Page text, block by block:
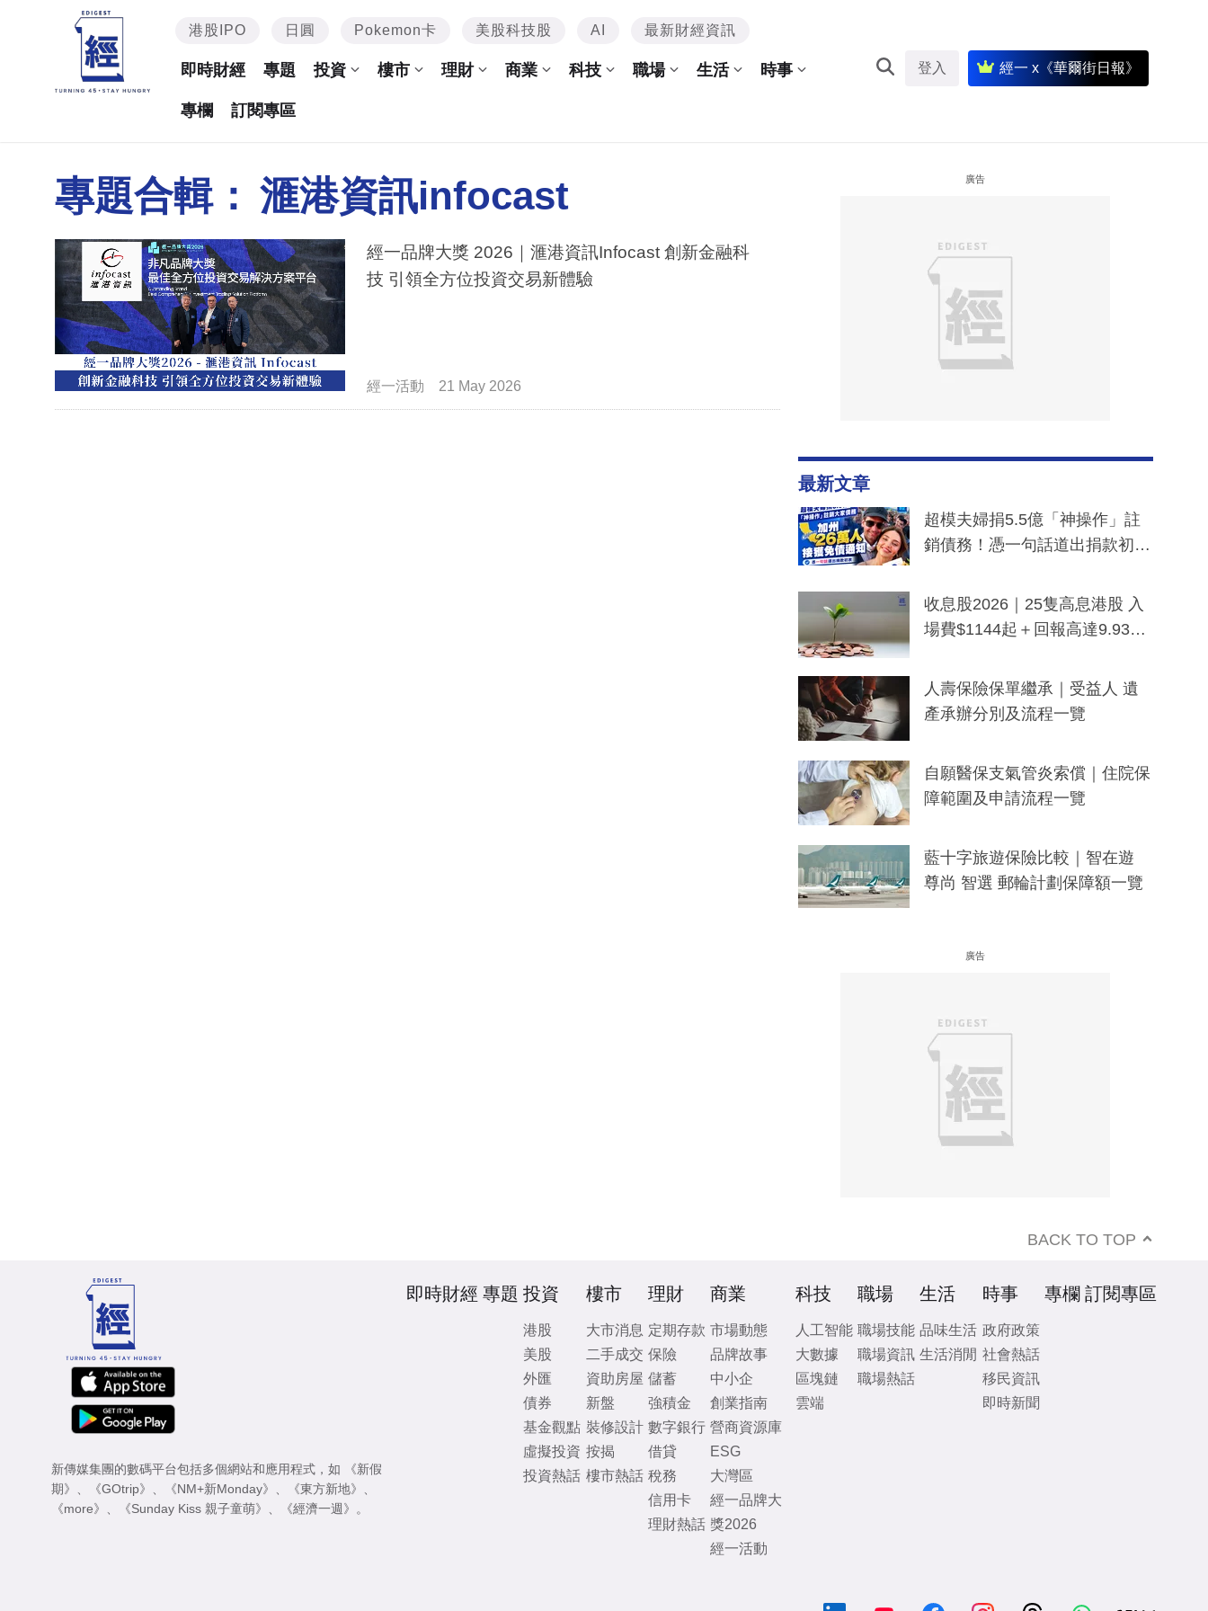
港股IPO 日圓 Pokemon卡 美股科技股 AI 最新財經資訊
即時財經 專題 投資 樓市 理財 商業 科技 職場 生活 時事
專欄 訂閱專區
登入 經一 x《華爾街日報》
專題合輯： 滙港資訊infocast
經一品牌大獎 2026｜滙港資訊Infocast 創新金融科
技 引領全方位投資交易新體驗
經一活動 21 May 2026
廣告
最新文章
超模夫婦捐5.5億「神操作」註
銷債務！憑一句話道出捐款初
一度被誤當詐騙手段
收息股2026｜25隻高息港股 入
場費$1144起＋回報高達9.93
人壽保險保單繼承｜受益人 遺
產承辦分別及流程一覽
自願醫保支氣管炎索償｜住院保
障範圍及申請流程一覽
藍十字旅遊保險比較｜智在遊
尊尚 智選 郵輪計劃保障額一覽
廣告
BACK TO TOP
新傳媒集團的數碼平台包括多個網站和應用程式，如
《新假
期》
《GOtrip》 《NM+新Monday》 《東方新地》
《more》
《Sunday Kiss 親子童萌》 《經濟一週》 。
即時財經 專題 投資
港股
美股
外匯
債券
基金觀點
虛擬投資
投資熱話
樓市
大市消息
二手成交
資助房屋
新盤
裝修設計
按揭
樓市熱話
理財
定期存款
保險
儲蓄
強積金
數字銀行
借貸
稅務
信用卡
理財熱話
商業
市場動態
品牌故事
中小企
創業指南
營商資源庫
ESG
大灣區
經一品牌大
獎2026
經一活動
科技
人工智能
大數據
區塊鏈
雲端
職場
職場技能
職場資訊
職場熱話
生活
品味生活
生活消閒
時事
政府政策
社會熱話
移民資訊
即時新聞
專欄 訂閱專區